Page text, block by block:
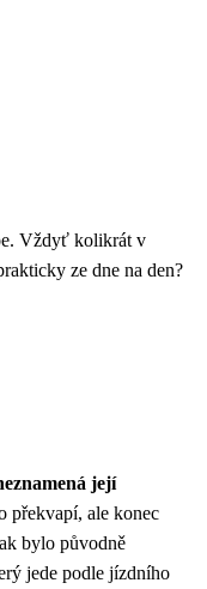
Vždyť kolikrát v
ze dne na den?
její
překvapí, ale konec
bylo původně
jede podle jízdního